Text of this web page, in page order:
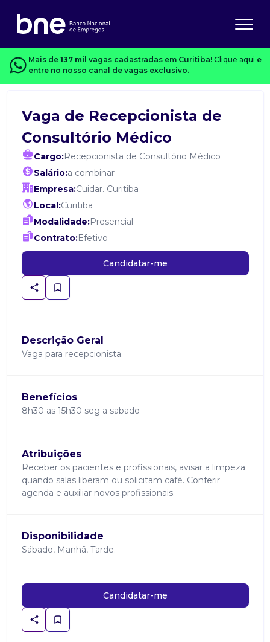
Mais de 137 mil vagas cadastradas em Curitiba! Clique aqui e
entre no nosso canal de vagas exclusivo.
Vaga de Recepcionista de
Consultório Médico
Cargo:Recepcionista de Consultório Médico
Salário:a combinar
Empresa:Cuidar. Curitiba
Local:Curitiba
Modalidade:Presencial
Contrato:Efetivo
Candidatar-me
Descrição Geral
Vaga para recepcionista.
Benefícios
8h30 as 15h30 seg a sabado
Atribuições
Receber os pacientes e profissionais, avisar a limpeza
quando salas liberam ou solicitam café. Conferir
agenda e auxiliar novos profissionais.
Disponibilidade
Sábado, Manhã, Tarde.
Candidatar-me